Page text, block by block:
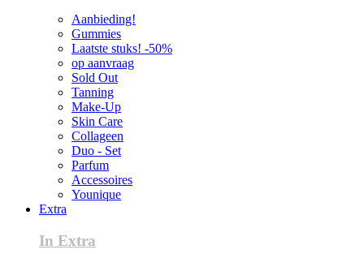
Aanbieding!
Gummies
Laatste stuks! -50%
op aanvraag
Sold Out
Tanning
Make-Up
Skin Care
Collageen
Duo - Set
Parfum
Accessoires
Younique
Extra
In Extra